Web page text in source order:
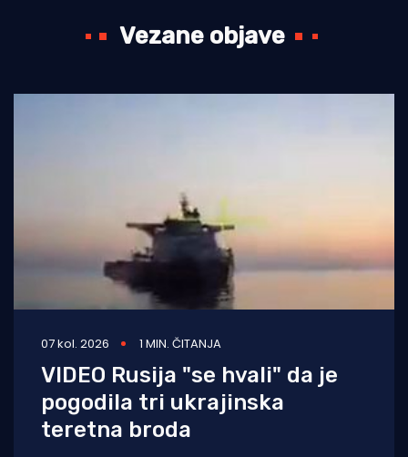
Vezane objave
07 kol. 2026 1 MIN. ČITANJA
VIDEO Rusija "se hvali" da je
pogodila tri ukrajinska
teretna broda